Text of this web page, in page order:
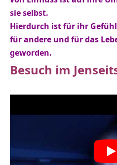
sie selbst.
Hierdurch ist für ihr
für andere und für das
geworden.
Besuch im